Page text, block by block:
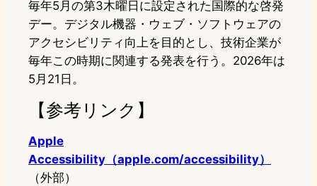
毎年5月の第3木曜日に設定された国際的な啓発
デー。デジタル機器・ウェブ・ソフトウェアの
アクセシビリティ向上を目的とし、技術企業が
毎年この時期に関連する発表を行う。2026年は
5月21日。
【参考リンク】
Apple
Accessibility（apple.com/accessibility）
（外部）